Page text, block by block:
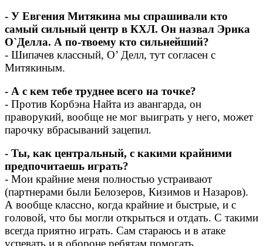
- У Евгения Митякина мы спрашивали кто
самый сильный центр в КХЛ. Он назвал Эрика
О`Делла. А по-твоему кто сильнейший?
- Шипачев классный, О’ Делл, тут согласен с
Митякиным.
- А с кем тебе труднее всего на точке?
- Против Корбэна Найта из авангарда, он
праворукий, вообще не мог выиграть у него, может
парочку вбрасываний зацепил.
- Ты, как центральный, с какими крайними
предпочитаешь играть?
- Мои крайние меня полностью устраивают
(партнерами были Белозеров, Кизимов и Назаров).
А вообще классно, когда крайние и быстрые, и с
головой, что бы могли открыться и отдать. С такими
всегда приятно играть. Сам стараюсь и в атаке